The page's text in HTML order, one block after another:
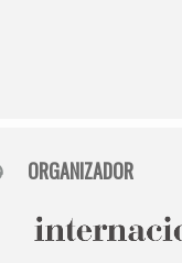
ORGANIZADOR